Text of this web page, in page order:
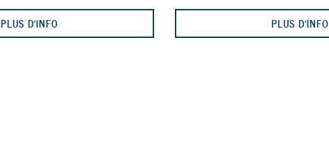
PLUS D'INFO PLUS D'INFO